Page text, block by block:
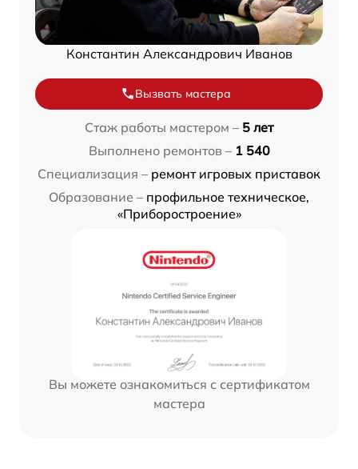
Константин Александрович Иванов
Вызвать мастера
Стаж работы мастером – 5 лет
Выполнено ремонтов – 1 540
Специализация – ремонт игровых приставок
Образование – профильное техническое,
«Приборостроение»
Вы можете ознакомиться с сертификатом
мастера